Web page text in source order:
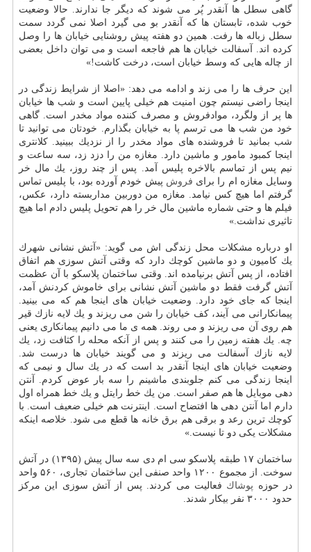
گاهی سطل ها آنقدر پُر می شوند كه دیگر جا ندارند. حالا وضعیت
خوب شده، تابستان ها كه آنقدر بو می گیرد اصلا نمی گردد سمت
سطل زباله ها رفت. همین دو هفته پیش روشنایی خیابان ها را وصل
كرده اند. آسفالت خیابان ها هم فاجعه است و می توان داخل بعضی
از چاله هایی كه وسط خیابان است، درخت كاشت!»
این حرف ها را می زند و ادامه می دهد: «اصلا از شرایط زندگی در
اینجا راضی نیستم چون امنیت هم خیلی پایین است و شب ها خیابان
ها پر از ولگرد، موادفروش و مصرف كننده مواد مخدر است. گاهی
خود من شب ها می ترسم پا به خیابان بگذارم. خودتان می توانید تا
شب بمانید تا فروشنده های مواد مخدر را از نزدیك ببینید. كلانتری
اینجا كمبود مامور و ماشین دارد. مغازه من را دزد زد، سه ساعت و
نیم پس از تماسم بالاخره پلیس آمد. پس از چند روز، یك مال خر
وسایل مغازه ام را برای فروش پیش خودم آورده بود، با پلیس تماس
گرفتم اما هیچ كس نیامد. مغازه من دوربین مداربسته دارد، عكس،
فیلم ها و حتی شماره ماشین مال خر را هم تحویل پلیس دادم اما هیچ
تاثیری نداشت.»
او درباره مشكلات محل زندگی اش می گوید: «آتش نشانی شهرك
یك كامیون و دو ماشین كوچك دارد كه وقتی آتش سوزی هم اتفاق
افتاده، از پس آتش برنیامده اند. وقتی ساختمان پلاسكو با آن عظمت
آتش گرفت فقط دو ماشین آتش نشانی برای خاموش كردنش آمد،
اینجا كه جای خود دارد. وضعیت خیابان های اینجا هم كه می بینید.
پیمانكارانی می آیند، كف خیابان را شن می ریزند و یك لایه نازك قیر
هم روی آن می ریزند و می روند. همه ی ما می دانیم پیمانكاری یعنی
چه. یك هفته زمین را می كنند و پس از آنكه محله را كثافت زد، یك
لایه نازك آسفالت می ریزند و می گویند خیابان ها درست شد.
وضعیت خیابان های اینجا آنقدر بد است كه در یك سال و نیمی كه
اینجا زندگی می كنم جلوبندی ماشینم را سه بار عوض كردم. آنتن
دهی موبایل ها هم صفر است. من یك خط رایتل و یك خط همراه اول
دارم اما آنتن دهی ها افتضاح است. اینترنت هم خیلی ضعیف است. با
كوچك ترین رعد و برقی هم برق خانه ها قطع می شود. خلاصه اینكه
مشكلات یكی دو تا نیست.»
ساختمان ۱۷ طبقه پلاسكو سی ام دی سه سال پیش (۱۳۹۵) در آتش
سوخت. از مجموع ۱۲۰۰ واحد صنفی این ساختمان تجاری، ۵۶۰ واحد
در حوزه پوشاك فعالیت می كردند. پس از آتش سوزی این مركز
حدود ۳۰۰۰ نفر بیكار شدند.